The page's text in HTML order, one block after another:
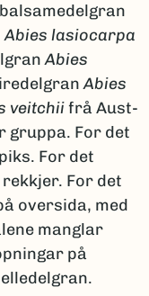
Abies lasiocarpa
Abies
Abies
veitchiifrå Aust-
gruppa. For det
For det
For det
oversida, med
manglar
på